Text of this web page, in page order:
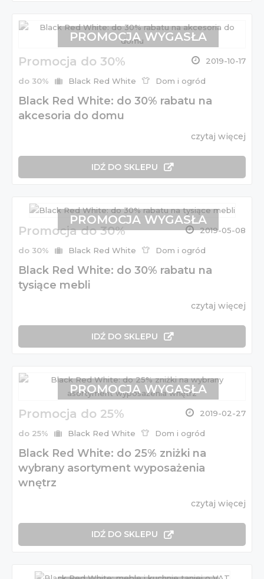
Promocja do 30% 2019-10-17
do 30% Black Red White Dom i ogród
Black Red White: do 30% rabatu na
akcesoria do domu
czytaj więcej
IDŹ DO SKLEPU
PROMOCJA WYGASŁA
Promocja do 30% 2019-05-08
do 30% Black Red White Dom i ogród
Black Red White: do 30% rabatu na
tysiące mebli
czytaj więcej
IDŹ DO SKLEPU
PROMOCJA WYGASŁA
Promocja do 25% 2019-02-27
do 25% Black Red White Dom i ogród
Black Red White: do 25% zniżki na
wybrany asortyment wyposażenia
wnętrz
czytaj więcej
IDŹ DO SKLEPU
PROMOCJA WYGASŁA